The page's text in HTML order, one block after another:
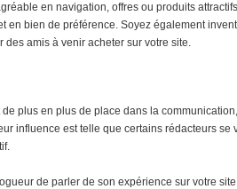
en navigation, offres ou produits
en bien de préférence. Soyez également
des amis à venir acheter sur votre site.
plus en plus de place dans la
influence est telle que certains rédacteurs se
de parler de son expérience sur votre